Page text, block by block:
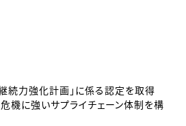
継続力強化計画」に係る認定を取得
機に強いサプライチェーン体制を構